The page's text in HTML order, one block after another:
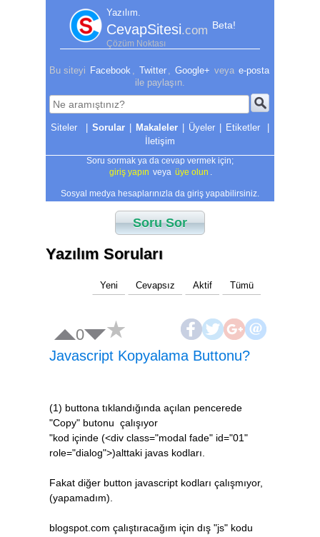
Yazılım.
CevapSitesi.com Beta!
Çözüm Noktası
Bu siteyi Facebook Twitter Google+ veya e-posta
ile paylaşın.
| Sorular | Makaleler | Üyeler | Etiketler
|
İletişim
Soru sormak ya da cevap vermek için;
giriş yapın veya üye olun
Sosyal medya hesaplarınızla da giriş yapabilirsiniz.
Soru Sor
Yazılım Soruları
Yeni Cevapsız Aktif Tümü
0
Javascript Kopyalama Buttonu?
(1) buttona tıklandığında açılan pencerede
"Copy" butonu çalışıyor
"kod içinde (<div class="modal fade" id="01"
role="dialog">)alttaki javas kodları.
Fakat diğer button javascript kodları çalışmıyor,
(yapamadım).
blogspot.com çalıştıracağım için dış "js" kodu